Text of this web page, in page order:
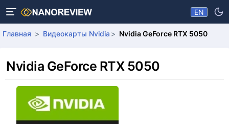
EN
Главная Видеокарты Nvidia Nvidia GeForce RTX 5050
Nvidia GeForce RTX 5050